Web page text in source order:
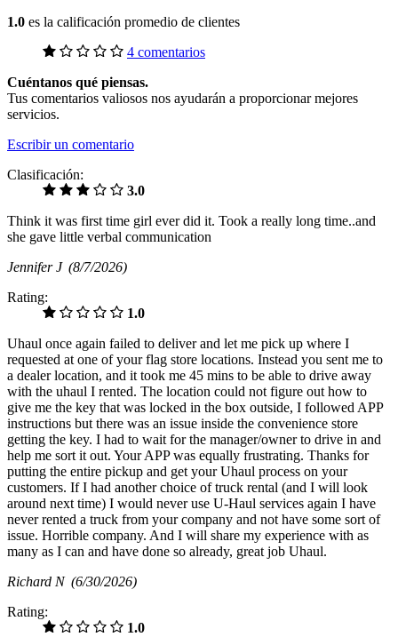
1.0 es la calificación promedio de clientes
4 comentarios
Cuéntanos qué piensas.
Tus comentarios valiosos nos ayudarán a proporcionar mejores
servicios.
Escribir un comentario
Clasificación:
3.0
Think it was first time girl ever did it. Took a really long time..and
she gave little verbal communication
Jennifer J (8/7/2026)
Rating:
1.0
Uhaul once again failed to deliver and let me pick up where I
requested at one of your flag store locations. Instead you sent me to
a dealer location, and it took me 45 mins to be able to drive away
with the uhaul I rented. The location could not figure out how to
give me the key that was locked in the box outside, I followed APP
instructions but there was an issue inside the convenience store
getting the key. I had to wait for the manager/owner to drive in and
help me sort it out. Your APP was equally frustrating. Thanks for
putting the entire pickup and get your Uhaul process on your
customers. If I had another choice of truck rental (and I will look
around next time) I would never use U-Haul services again I have
never rented a truck from your company and not have some sort of
issue. Horrible company. And I will share my experience with as
many as I can and have done so already, great job Uhaul.
Richard N (6/30/2026)
Rating:
1.0